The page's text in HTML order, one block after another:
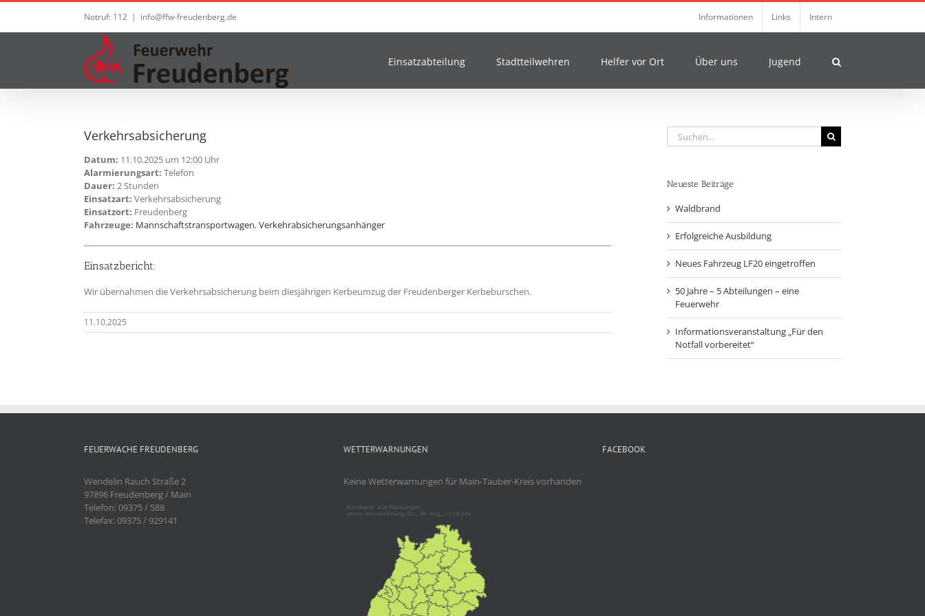
Zum
springen
Notruf: 112 | info@ffw-freudenberg.de Informationen Links Intern
Einsatzabteilung Stadtteilwehren Helfer vor Ort Über uns Jugend
Verkehrsabsicherung
Datum: 11.10.2025 um 12:00 Uhr
Alarmierungsart: Telefon
Dauer: 2 Stunden
Einsatzart: Verkehrsabsicherung
Einsatzort: Freudenberg
Fahrzeuge: Mannschaftstransportwagen,Verkehrabsicherungsanhänger
Einsatzbericht:
Wir übernahmen die Verkehrsabsicherung beim diesjährigen Kerbeumzug der Freudenberger Kerbeburschen.
11.10.2025
Suche
nach:
Neueste Beiträge
Waldbrand
Erfolgreiche Ausbildung
Neues Fahrzeug LF20 eingetroffen
50 Jahre – 5 Abteilungen – eine
Feuerwehr
Informationsveranstaltung „Für den
Notfall vorbereitet“
FEUERWACHE FREUDENBERG
Wendelin Rauch Straße 2
97896 Freudenberg / Main
Telefon: 09375 / 588
Telefax: 09375 / 929141
WETTERWARNUNGEN
Keine Wetterwarnungen für Main-Tauber-Kreis vorhanden
FACEBOOK